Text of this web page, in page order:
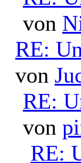
von
RE:
von
RE:
von
RE: